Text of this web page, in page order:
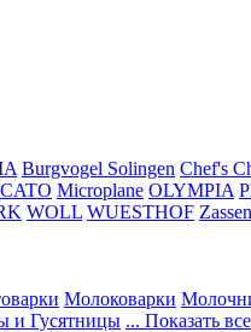
Burgvogel Solingen Chef's
Microplane OLYMPIA
WOLL WUESTHOF
Молоковарки
и Гусятницы ... Показать все